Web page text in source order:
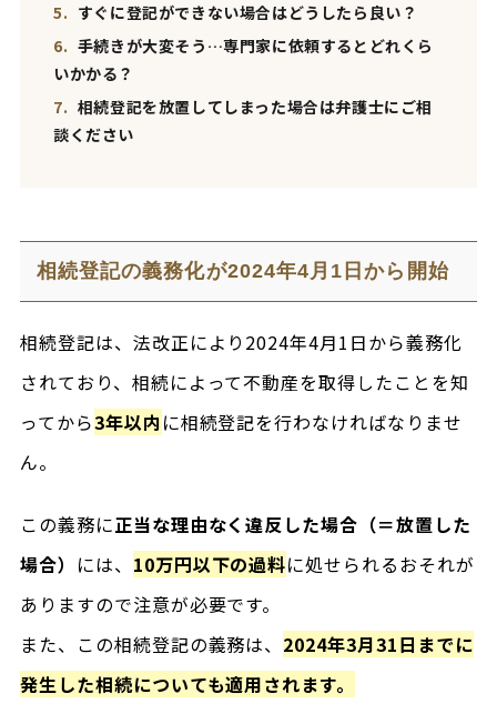
5. すぐに登記ができない場合はどうしたら良い？
6. 手続きが大変そう…専門家に依頼するとどれくら
いかかる？
7. 相続登記を放置してしまった場合は弁護士にご相
談ください
相続登記の義務化が2024年4月1日から開始
相続登記は、法改正により2024年4月1日から義務化
されており、相続によって不動産を取得したことを知
ってから3年以内 に相続登記を行わなければなりませ
ん。
この義務に正当な理由なく違反した場合（＝放置した
場合） には、 10万円以下の過料に処せられるおそれが
ありますので注意が必要です。
また、この相続登記の義務は、 2024年3月31日までに
発生した相続についても適用されます。